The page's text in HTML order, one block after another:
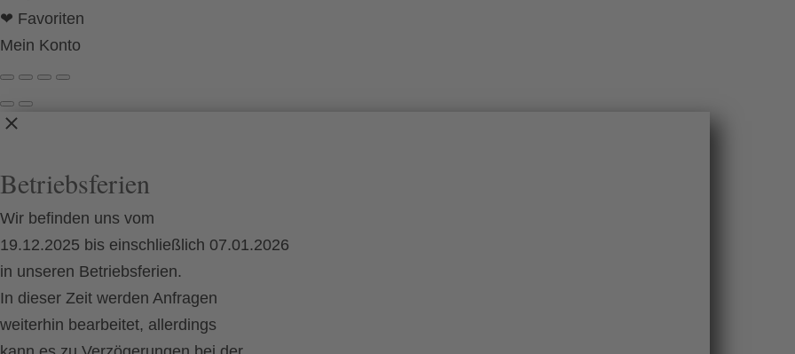
❤ Favoriten
Mein Konto
Betriebsferien
Wir befinden uns vom
19.12.2025 bis einschließlich 07.01.2026
in unseren Betriebsferien.
In dieser Zeit werden Anfragen
weiterhin bearbeitet, allerdings